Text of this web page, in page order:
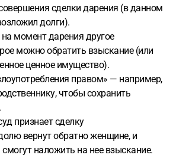
сделки дарения (в данном
долги).
момент дарения другое
можно обратить взыскание (или
ценное имущество).
правом» — например,
чтобы сохранить
признает сделку
вернут обратно женщине, и
наложить на нее взыскание.